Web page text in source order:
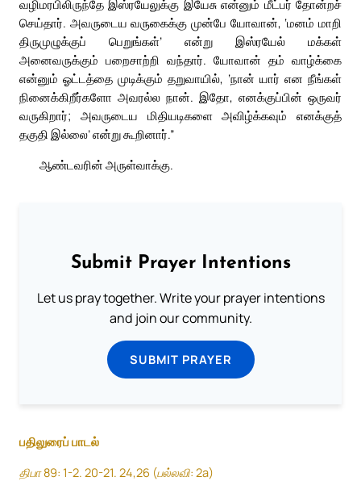
வழிமரபிலிருந்தே இஸ்ரயேலுக்கு இயேசு என்னும் மீட்பர் தோன்றச்
செய்தார். அவருடைய வருகைக்கு முன்பே யோவான், ‘மனம் மாறி
திருமுழுக்குப் பெறுங்கள்’ என்று இஸ்ரயேல் மக்கள்
அனைவருக்கும் பறைசாற்றி வந்தார். யோவான் தம் வாழ்க்கை
என்னும் ஓட்டத்தை முடிக்கும் தறுவாயில், ‘நான் யார் என நீங்கள்
நினைக்கிறீர்களோ அவரல்ல நான். இதோ, எனக்குப்பின் ஒருவர்
வருகிறார்; அவருடைய மிதியடிகளை அவிழ்க்கவும் எனக்குத்
தகுதி இல்லை’ என்று கூறினார்.”
ஆண்டவரின் அருள்வாக்கு.
Submit Prayer Intentions
Let us pray together. Write your prayer intentions
and join our community.
SUBMIT PRAYER
பதிலுரைப் பாடல்
திபா 89: 1-2. 20-21. 24,26 (பல்லவி: 2a)